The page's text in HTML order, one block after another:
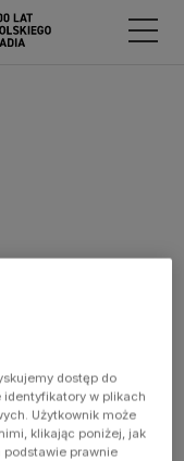
dostęp do
w plikach
Użytkownik może
klikając poniżej, jak
podstawie prawnie